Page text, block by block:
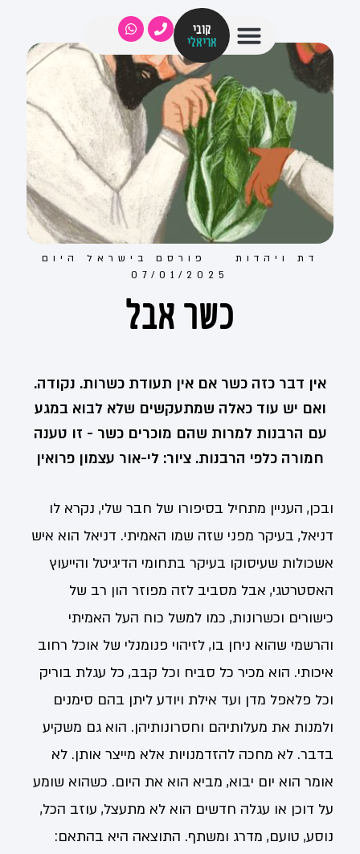
קובי
אריאלי
דת ויהדות פורסם ב ישראל היום
07/01/2025
כשר אבל
אין דבר כזה כשר אם אין תעודת כשרות. נקודה.
ואם יש עוד כאלה שמתעקשים שלא לבוא במגע
עם הרבנות למרות שהם מוכרים כשר - זו טענה
חמורה כלפי הרבנות. ציור: לי-אור עצמון פרואין
ובכן, העניין מתחיל בסיפורו של חבר שלי, נקרא לו
דניאל, בעיקר מפני שזה שמו האמיתי. דניאל הוא איש
אשכולות שעיסוקו בעיקר בתחומי הדיגיטל והייעוץ
האסטרטגי, אבל מסביב לזה מפוזר הון רב של
כישורים וכשרונות, כמו למשל כוח העל האמיתי
והרשמי שהוא ניחן בו, לזיהוי פנומנלי של אוכל רחוב
איכותי. הוא מכיר כל סביח וכל קבב, כל עגלת בוריק
וכל פלאפל מדן ועד אילת ויודע ליתן בהם סימנים
ולמנות את מעלותיהם וחסרונותיהן. הוא גם משקיע
בדבר. לא מחכה להזדמנויות אלא מייצר אותן. לא
אומר הוא יום יבוא, מביא הוא את היום. כשהוא שומע
על דוכן או עגלה חדשים הוא לא מתעצל, עוזב הכל,
נוסע, טועם, מדרג ומשתף. התוצאה היא בהתאם: